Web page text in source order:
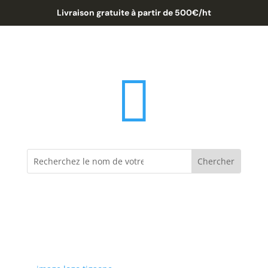
Livraison gratuite à partir de 500€/ht
